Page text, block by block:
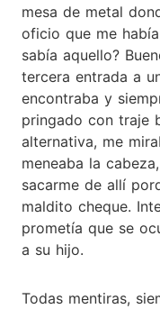
mesa de metal
oficio que me
sabía aquello?
tercera entrada a
encontraba y
pringado con traje
alternativa, me
meneaba la
sacarme de allí
maldito cheque.
prometía que se
a su hijo.
Todas mentiras,